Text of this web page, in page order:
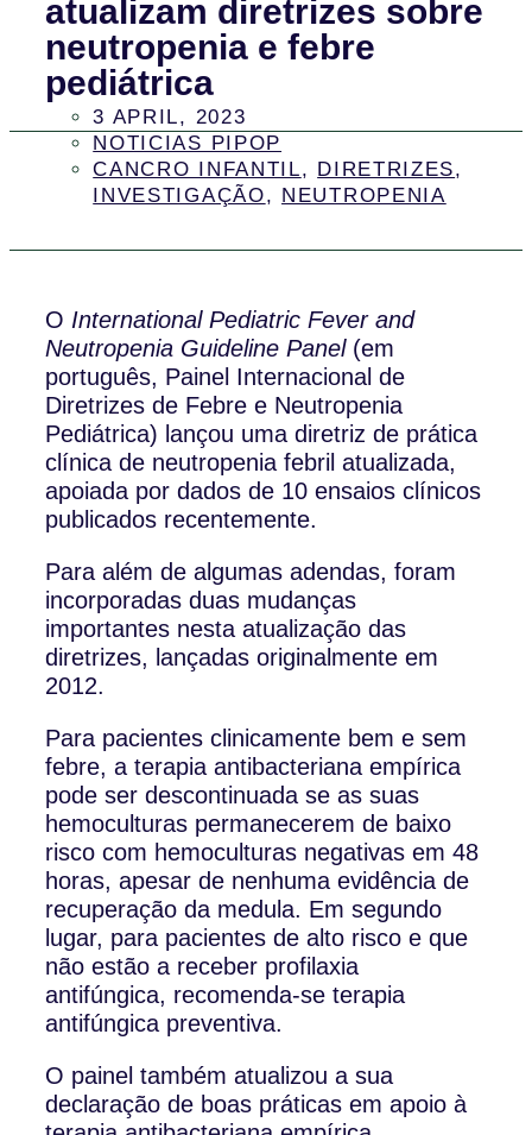
atualizam diretrizes sobre
neutropenia e febre
pediátrica
3 APRIL, 2023
NOTICIAS PIPOP
CANCRO INFANTIL, DIRETRIZES,
INVESTIGAÇÃO, NEUTROPENIA
O International Pediatric Fever and
Neutropenia Guideline Panel(em
português, Painel Internacional de
Diretrizes de Febre e Neutropenia
Pediátrica) lançou uma diretriz de prática
clínica de neutropenia febril atualizada,
apoiada por dados de 10 ensaios clínicos
publicados recentemente.
Para além de algumas adendas, foram
incorporadas duas mudanças
importantes nesta atualização das
diretrizes, lançadas originalmente em
2012.
Para pacientes clinicamente bem e sem
febre, a terapia antibacteriana empírica
pode ser descontinuada se as suas
hemoculturas permanecerem de baixo
risco com hemoculturas negativas em 48
horas, apesar de nenhuma evidência de
recuperação da medula. Em segundo
lugar, para pacientes de alto risco e que
não estão a receber profilaxia
antifúngica, recomenda-se terapia
antifúngica preventiva.
O painel também atualizou a sua
declaração de boas práticas em apoio à